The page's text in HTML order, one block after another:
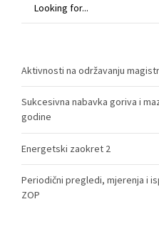
Aktivnosti na održavanju
Sukcesivna nabavka goriva i
godine
Energetski zaokret 2
Periodični pregledi, mjerenja i
ZOP